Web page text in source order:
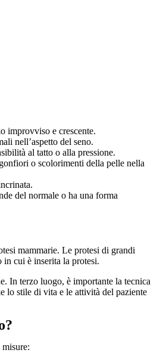
improvviso e crescente.
nell’aspetto del seno.
al tatto o alla pressione.
o scolorimenti della pelle nella
del normale o ha una forma
mammarie. Le protesi di grandi
in cui è inserita la protesi.
In terzo luogo, è importante la tecnica
lo stile di vita e le attività del paziente